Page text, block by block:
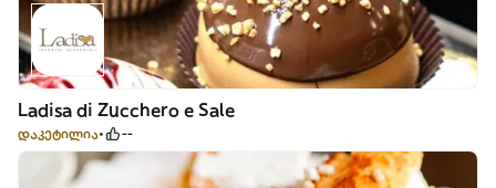
Ladisa di Zucchero e Sale
დაკეტილია --